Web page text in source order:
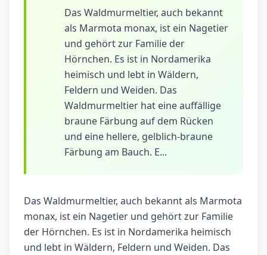
Das Waldmurmeltier, auch bekannt
als Marmota monax, ist ein Nagetier
und gehört zur Familie der
Hörnchen. Es ist in Nordamerika
heimisch und lebt in Wäldern,
Feldern und Weiden. Das
Waldmurmeltier hat eine auffällige
braune Färbung auf dem Rücken
und eine hellere, gelblich-braune
Färbung am Bauch. E...
Das Waldmurmeltier, auch bekannt als Marmota
monax, ist ein Nagetier und gehört zur Familie
der Hörnchen. Es ist in Nordamerika heimisch
und lebt in Wäldern, Feldern und Weiden. Das